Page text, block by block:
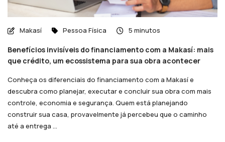
Makasí Pessoa Física 5 minutos
Benefícios invisíveis do financiamento com a Makasí: mais
que crédito, um ecossistema para sua obra acontecer
Conheça os diferenciais do financiamento com a Makasí e
descubra como planejar, executar e concluir sua obra com mais
controle, economia e segurança. Quem está planejando
construir sua casa, provavelmente já percebeu que o caminho
até a entrega ...